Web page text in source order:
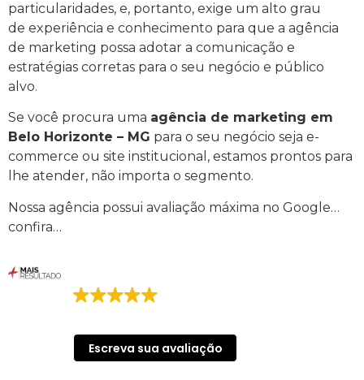
particularidades, e, portanto, exige um alto grau
de experiência e conhecimento para que a agência
de marketing possa adotar a comunicação e
estratégias corretas para o seu negócio e público
alvo.
Se você procura uma agência de marketing em
Belo Horizonte – MG para o seu negócio seja e-
commerce ou site institucional, estamos prontos para
lhe atender, não importa o segmento.
Nossa agência possui avaliação máxima no Google…
confira…
Escreva sua avaliação